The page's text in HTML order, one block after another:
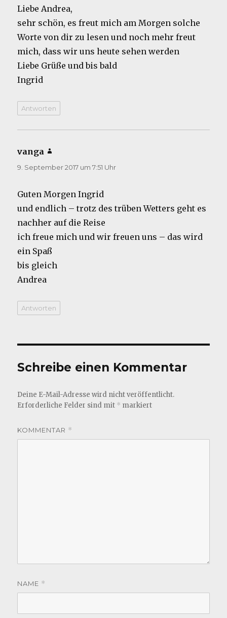
Liebe Andrea,
sehr schön, es freut mich am Morgen solche
Worte von dir zu lesen und noch mehr freut
mich, dass wir uns heute sehen werden
Liebe Grüße und bis bald
Ingrid
Antworten
vanga
9. September 2017 um 7:51 Uhr
Guten Morgen Ingrid
und endlich – trotz des trüben Wetters geht es
nachher auf die Reise
ich freue mich und wir freuen uns – das wird
ein Spaß
bis gleich
Andrea
Antworten
Schreibe einen Kommentar
Deine E-Mail-Adresse wird nicht veröffentlicht.
Erforderliche Felder sind mit * markiert
KOMMENTAR *
NAME *